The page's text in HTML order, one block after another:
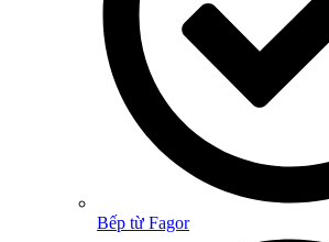
Bếp từ Fagor